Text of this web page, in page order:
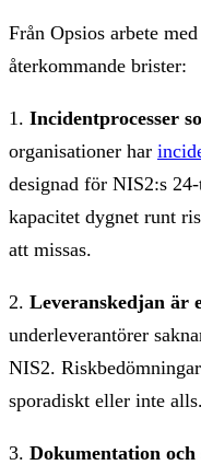
Från Opsios arbete
återkommande brister:
1. Incidentprocesser
organisationer har
designad för NIS2:s
kapacitet dygnet runt
att missas.
2. Leveranskedjan är
underleverantörer
NIS2.
sporadiskt eller inte alls.
3. Dokumentation